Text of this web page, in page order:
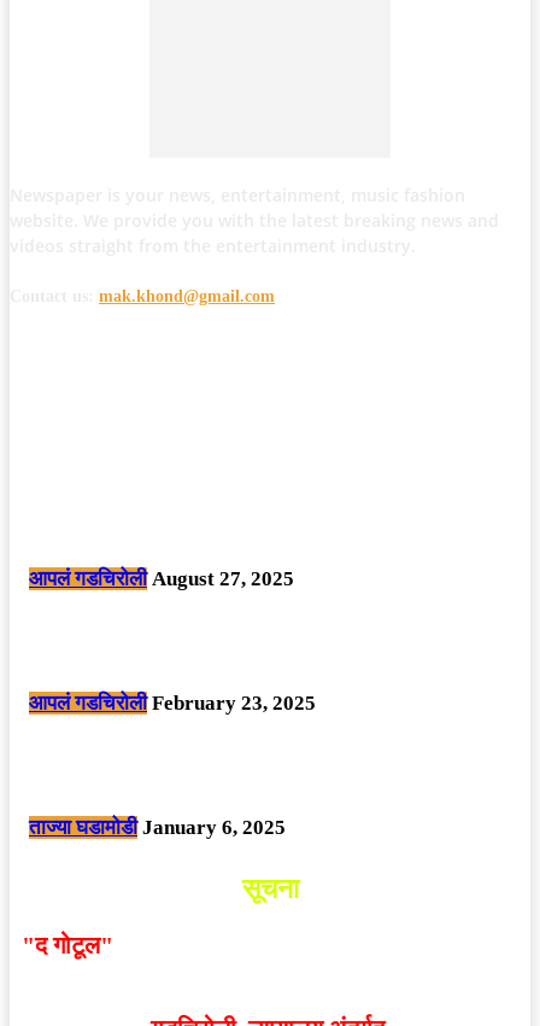
mak.khond@gmail.com
आपलं गडचिरोली August 27, 2025
आपलं गडचिरोली February 23, 2025
ताज्या घडामोडी January 6, 2025
सूचना
"द गोटूल"